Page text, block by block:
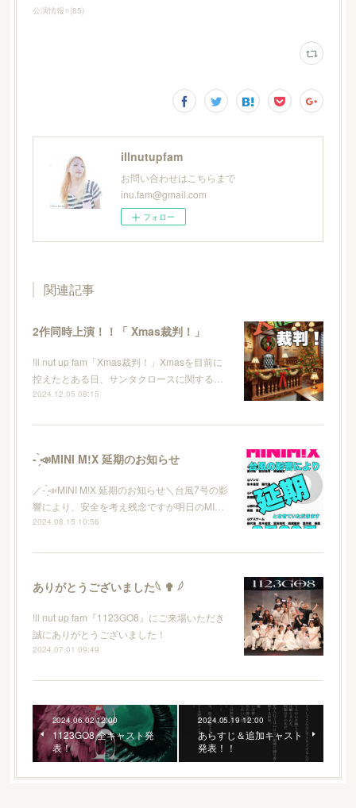
公演情報⭐️(85)
illnutupfam
お問い合わせはこちらまで
inu.fam@gmail.com
フォロー
関連記事
2作同時上演！！「 Xmas裁判！」
!ll nut up fam「Xmas裁判！」Xmasを目前に
控えたとある日、サンタクロースに関する…
2024.12.05 08:15
- ̗̀📣MINI M!X 延期のお知らせ
／- ̗̀📣MINI M!X 延期のお知らせ＼台風7号の影
響により、安全を考え残念ですが明日のMI…
2024.08.15 10:56
ありがとうございました𓆩 ✟ 𓆪
!ll nut up fam『1123GO8』にご来場いただき
誠にありがとうございました！
2024.07.01 09:49
2024.06.02 12:00
1123GO8 全キャスト発
表！
2024.05.19 12:00
あらすじ＆追加キャスト
発表！！